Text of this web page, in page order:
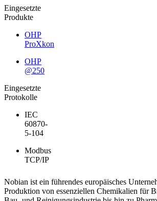
Eingesetzte
Produkte
OHP
ProXkon
OHP
@250
Eingesetzte
Protokolle
IEC
60870-
5-104
Modbus
TCP/IP
Nobian ist ein führendes europäisches
Produktion von essenziellen Chemikalien für